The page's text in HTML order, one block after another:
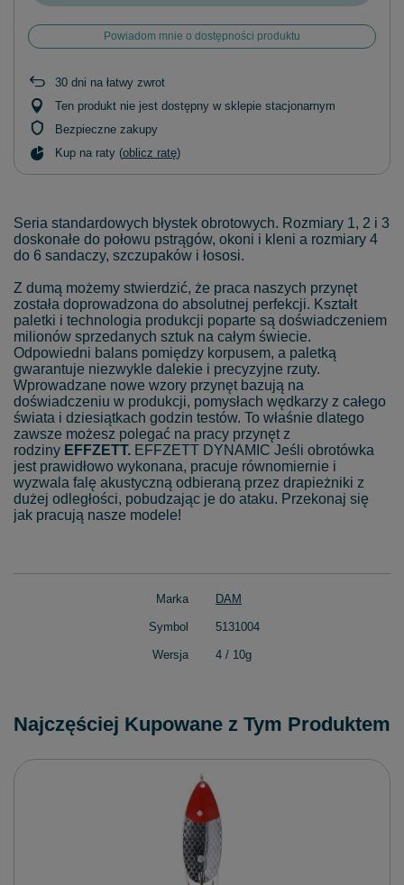
Powiadom mnie o dostępności produktu
30 dni na łatwy zwrot
Ten produkt nie jest dostępny w sklepie stacjonarnym
Bezpieczne zakupy
Kup na raty (oblicz ratę)
Seria standardowych błystek obrotowych. Rozmiary 1, 2 i 3
doskonałe do połowu pstrągów, okoni i kleni a rozmiary 4
do 6 sandaczy, szczupaków i łososi.
Z dumą możemy stwierdzić, że praca naszych przynęt
została doprowadzona do absolutnej perfekcji. Kształt
paletki i technologia produkcji poparte są doświadczeniem
milionów sprzedanych sztuk na całym świecie.
Odpowiedni balans pomiędzy korpusem, a paletką
gwarantuje niezwykle dalekie i precyzyjne rzuty.
Wprowadzane nowe wzory przynęt bazują na
doświadczeniu w produkcji, pomysłach wędkarzy z całego
świata i dziesiątkach godzin testów. To właśnie dlatego
zawsze możesz polegać na pracy przynęt z
rodziny EFFZETT. EFFZETT DYNAMIC Jeśli obrotówka
jest prawidłowo wykonana, pracuje równomiernie i
wyzwala falę akustyczną odbieraną przez drapieżniki z
dużej odległości, pobudzając je do ataku. Przekonaj się
jak pracują nasze modele!
Marka DAM
Symbol 5131004
Wersja 4 / 10g
Najczęściej Kupowane z Tym Produktem